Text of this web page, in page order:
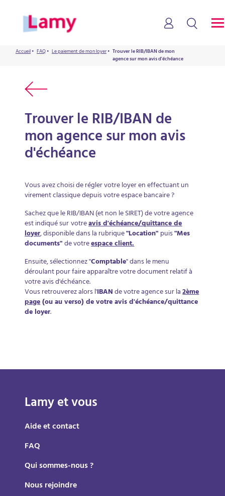
Accueil• FAQ• Le paiement de mon loyer• Trouver le RIB/IBAN de mon
agence sur mon avis d'échéance
Trouver le RIB/IBAN de
mon agence sur mon avis
d'échéance
Vous avez choisi de régler votre loyer en effectuant un
virement classique depuis votre espace bancaire ?
Sachez que le RIB/IBAN (et non le SIRET) de votre agence
est indiqué survotreavis d'échéance/quittance de
loyer, disponible dans la rubrique"Location"puis"Mes
documents"de votreespace client.
Ensuite, sélectionnez "Comptable" dans le menu
déroulant pour faire apparaître votre document relatif à
votre avis d'échéance.
Vous retrouverez alors l'IBANde votre agence sur la2ème
page(ou au verso) de votre avis d'échéance/quittance
de loyer.
Lamy et vous
Aide et contact
FAQ
Qui sommes-nous ?
Nous rejoindre